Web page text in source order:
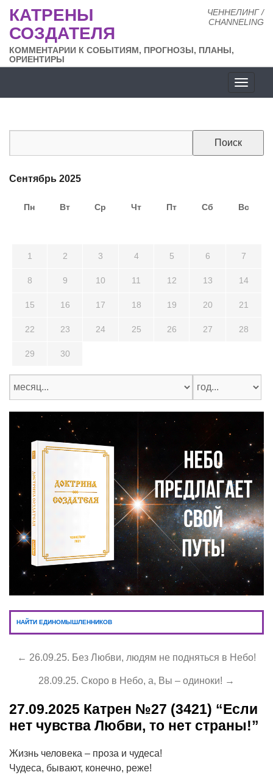
ЧЕННЕЛИНГ /
CHANNELING
КАТРЕНЫ
СОЗДАТЕЛЯ
КОММЕНТАРИИ К СОБЫТИЯМ, ПРОГНОЗЫ, ПЛАНЫ,
ОРИЕНТИРЫ
сайта
Сентябрь 2025
Пн Вт Ср Чт Пт Сб Вс
1 2 3 4 5 6 7
8 9 10 11 12 13 14
15 16 17 18 19 20 21
22 23 24 25 26 27 28
29 30
НАЙТИ ЕДИНОМЫШЛЕННИКОВ
← 26.09.25. Без Любви, людям не подняться в Небо!
28.09.25. Скоро в Небо, а, Вы – одиноки! →
27.09.2025 Катрен №27 (3421) “Если
нет чувства Любви, то нет страны!”
Жизнь человека – проза и чудеса!
Чудеса, бывают, конечно, реже!